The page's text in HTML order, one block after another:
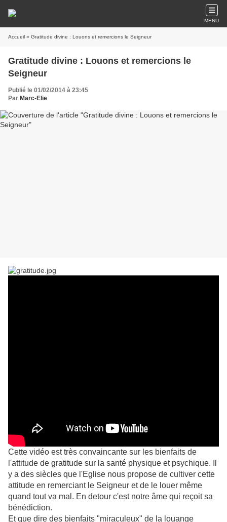
MENU
Accueil » Gratitude divine : Louons et remercions le Seigneur
Gratitude divine : Louons et remercions le
Seigneur
Publié le 01/02/2014 à 23:45
Par Marc-Elie
Cette vidéo est très convaincante sur les bienfaits de
l'attitude de gratitude sur la santé physique et psychique. Il
y a des siècles que l'Eglise nous propose de cultiver cette
attitude en remerciant le Seigneur et de le louer même
quand tout va mal. En detour c'est notre âme qui reçoit sa
bénédiction.
Et que dire des bienfaits "miraculeux" de la louange